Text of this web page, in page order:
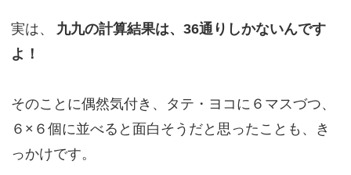
実は、
九九の計算結果は、36通りしかないんです
よ！
そのことに偶然気付き、タテ・ヨコに６マスづつ、
６×６個に並べると面白そうだと思ったことも、き
っかけです。